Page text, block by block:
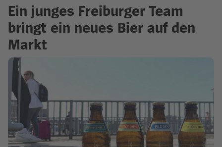
Ein junges Freiburger Team
bringt ein neues Bier auf den
Markt